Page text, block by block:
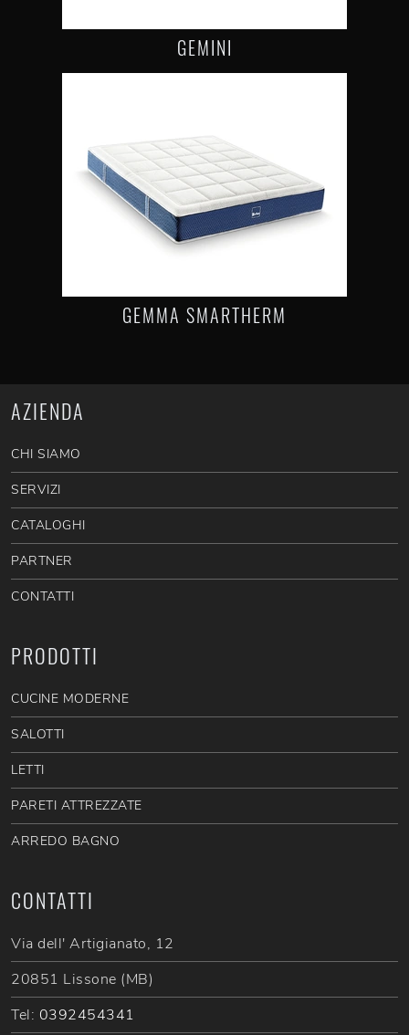
GEMINI
GEMMA SMARTHERM
AZIENDA
CHI SIAMO
SERVIZI
CATALOGHI
PARTNER
CONTATTI
PRODOTTI
CUCINE MODERNE
SALOTTI
LETTI
PARETI ATTREZZATE
ARREDO BAGNO
CONTATTI
Via dell' Artigianato, 12
20851 Lissone (MB)
Tel: 0392454341